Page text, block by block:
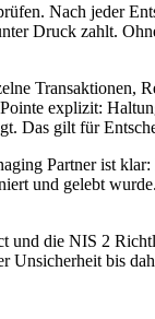
Nach jeder
Druck zahlt.
Transaktionen,
explizit:
Das gilt für
Partner ist
und gelebt
und die NIS 2
Unsicherheit bis